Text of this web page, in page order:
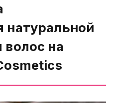
натуральной
волос на